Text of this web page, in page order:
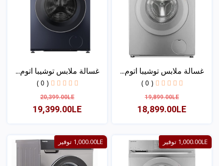
غسالة ملابس توشيبا اتوم...
( 0 )
19,899.00LE
18,899.00LE
عرض
غسالة ملابس توشيبا اتوم...
( 0 )
20,399.00LE
19,399.00LE
عرض
1,000.00LE توفير 1,000.00LE توفير